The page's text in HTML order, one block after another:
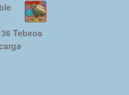
Tebeos